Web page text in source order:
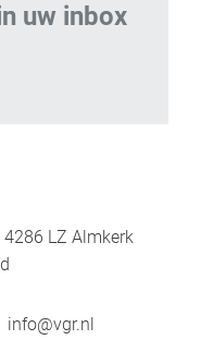
uw inbox
LZ Almkerk
info@vgr.nl